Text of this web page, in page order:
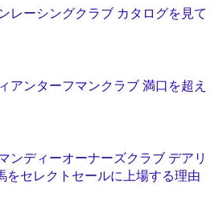
レーシングクラブ カタログを見て
アンターフマンクラブ 満口を超え
ンディーオーナーズクラブ デアリ
をセレクトセールに上場する理由